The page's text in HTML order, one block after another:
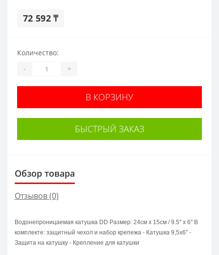
72 592 ₸
Количество:
- +
В КОРЗИНУ
БЫСТРЫЙ ЗАКАЗ
Обзор товара
Отзывов (0)
Водонепроницаемая катушка DD Размер: 24см x 15см / 9.5" x 6" В
комплекте: защитный чехол и набор крепежа - Катушка 9,5x6″ -
Защита на катушку - Крепление для катушки